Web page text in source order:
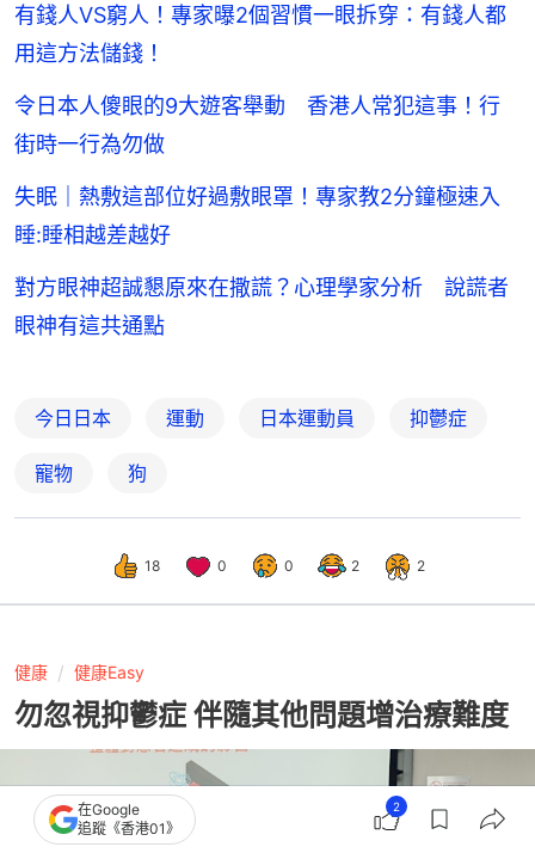
有錢人VS窮人！專家曝2個習慣一眼拆穿：有錢人都
用這方法儲錢！
令日本人傻眼的9大遊客舉動 香港人常犯這事！行
街時一行為勿做
失眠｜熱敷這部位好過敷眼罩！專家教2分鐘極速入
睡:睡相越差越好
對方眼神超誠懇原來在撒謊？心理學家分析 說謊者
眼神有這共通點
今日日本 運動 日本運動員 抑鬱症
寵物 狗
18 0 0 2 2
健康 健康Easy
勿忽視抑鬱症 伴隨其他問題增治療難度
在Google
追蹤《香港01》
2